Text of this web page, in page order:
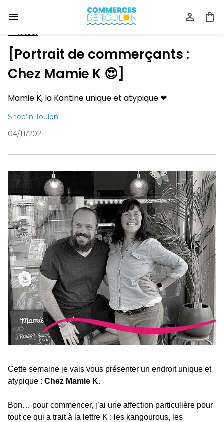
Retour
[Portrait de commerçants :
Chez Mamie K 😍]
Mamie K, la Kantine unique et atypique ❤
Shop'in Toulon
04/11/2021
Cette semaine je vais vous présenter un endroit unique et
atypique : Chez Mamie K.
Bon… pour commencer, j’ai une affection particulière pour
tout ce qui a trait à la lettre K : les kangourous, les